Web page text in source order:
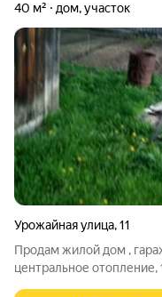
40 м² дом, участок
Урожайная улица,11
Продам жилой дом , гараж, баня , есть возможность провести
центральное отопление,